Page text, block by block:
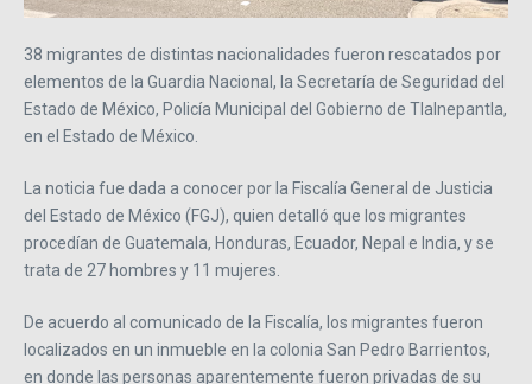
38 migrantes de distintas nacionalidades fueron rescatados por
elementos de la Guardia Nacional, la Secretaría de Seguridad del
Estado de México, Policía Municipal del Gobierno de Tlalnepantla,
en el Estado de México.
La noticia fue dada a conocer por la Fiscalía General de Justicia
del Estado de México (FGJ), quien detalló que los migrantes
procedían de Guatemala, Honduras, Ecuador, Nepal e India, y se
trata de 27 hombres y 11 mujeres.
De acuerdo al comunicado de la Fiscalía, los migrantes fueron
localizados en un inmueble en la colonia San Pedro Barrientos,
en donde las personas aparentemente fueron privadas de su